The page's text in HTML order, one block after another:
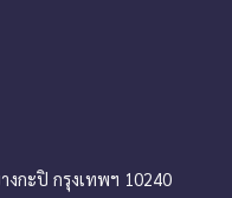
งกะปิ กรุงเทพฯ 10240